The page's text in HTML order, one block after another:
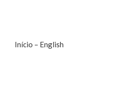
Início – English